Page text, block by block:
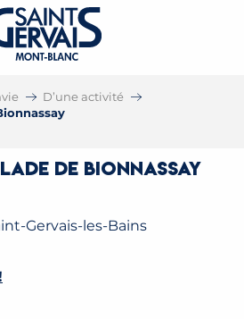
D’une activité
de Bionnassay
Gervais-les-Bains